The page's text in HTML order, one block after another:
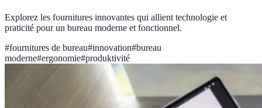
Explorez les fournitures innovantes qui allient technologie et
praticité pour un bureau moderne et fonctionnel.
#fournitures de bureau#innovation#bureau
moderne#ergonomie#produktivité